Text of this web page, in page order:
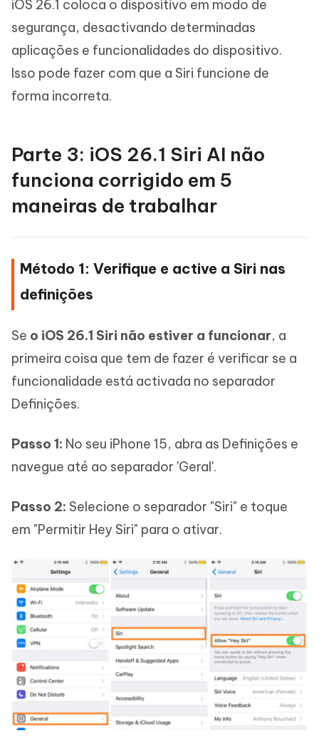
iOS 26.1 coloca o dispositivo em modo de
segurança, desactivando determinadas
aplicações e funcionalidades do dispositivo.
Isso pode fazer com que a Siri funcione de
forma incorreta.
Parte 3: iOS 26.1 Siri AI não
funciona corrigido em 5
maneiras de trabalhar
Método 1: Verifique e active a Siri nas
definições
Se o iOS 26.1 Siri não estiver a funcionar, a
primeira coisa que tem de fazer é verificar se a
funcionalidade está activada no separador
Definições.
Passo 1: No seu iPhone 15, abra as Definições e
navegue até ao separador 'Geral'.
Passo 2: Selecione o separador "Siri" e toque
em "Permitir Hey Siri" para o ativar.